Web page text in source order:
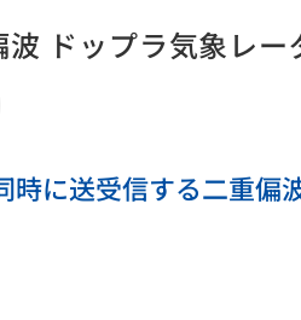
ドップラ気象レー
時に送受信する二重偏